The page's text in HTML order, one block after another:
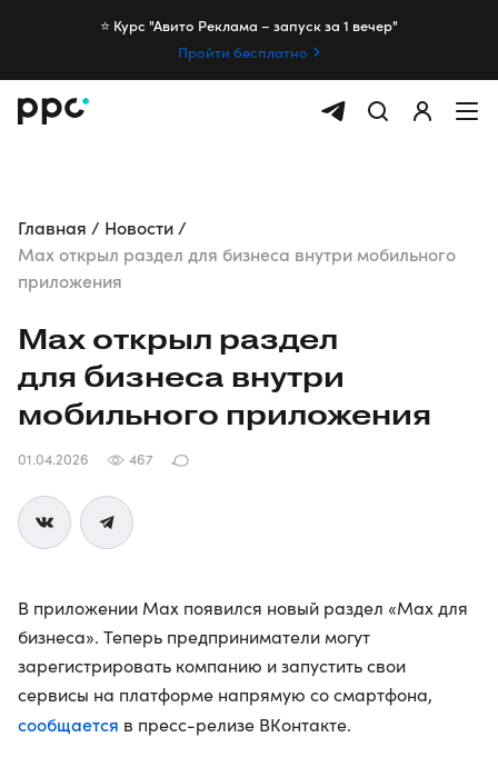
⭐️ Курс "Авито Реклама – запуск за 1 вечер"
Пройти бесплатно
Главная
Новости
Max открыл раздел для бизнеса внутри мобильного
приложения
Max открыл раздел
для бизнеса внутри
мобильного приложения
01.04.2026 467
В приложении Max появился новый раздел «Max для
бизнеса». Теперь предприниматели могут
зарегистрировать компанию и запустить свои
сервисы на платформе напрямую со смартфона,
сообщается в пресс-релизе ВКонтакте.